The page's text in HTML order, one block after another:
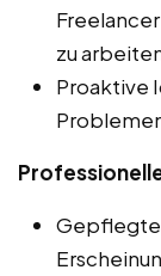
zu
Proaktive